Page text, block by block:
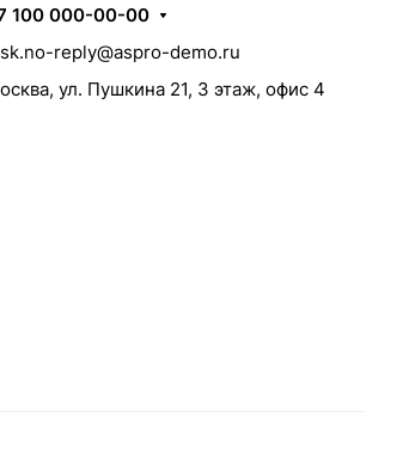
100 000-00-00
reply@aspro-demo.ru
ул. Пушкина 21, 3 этаж, офис 4